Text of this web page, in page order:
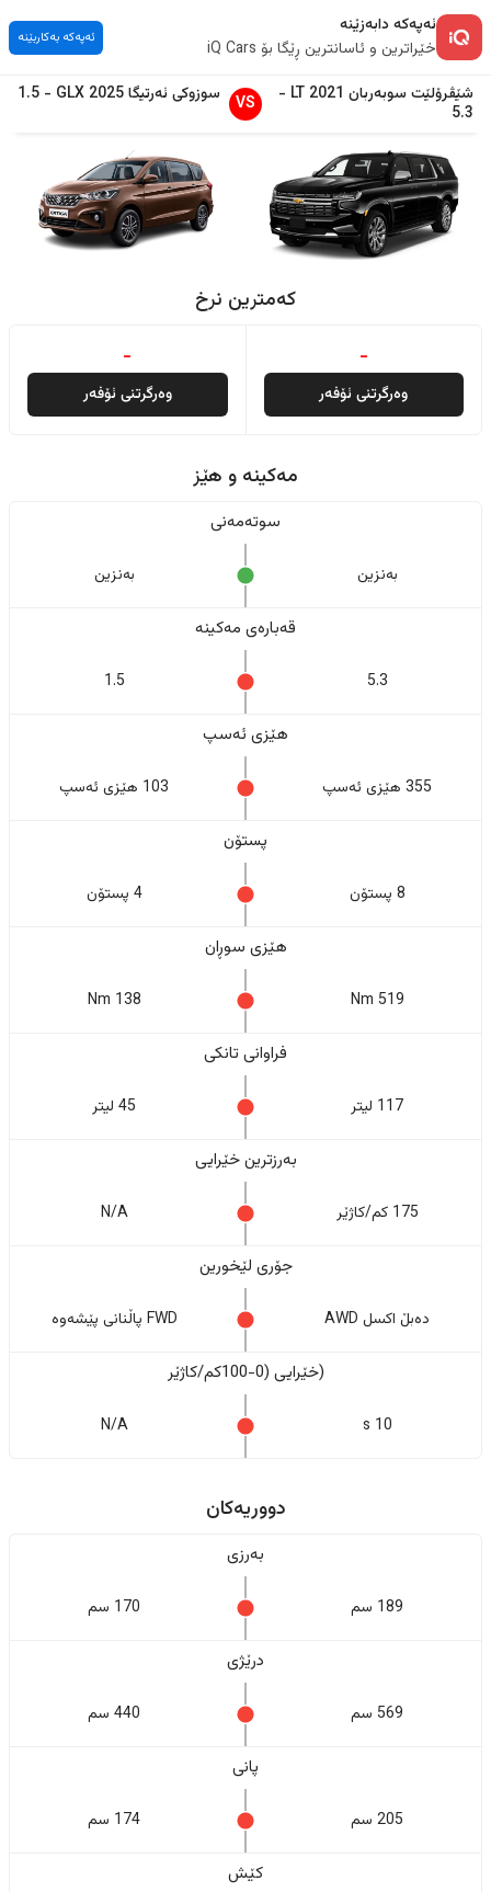
ئەپەکە دابەزێنە
خێراترین و ئاسانترین ڕێگا بۆ iQ Cars
ئەپەکە بەکاربێنە
شێڤرۆلێت سوبەربان 2021
LT
-
5.3
VS سوزوکی ئەرتیگا2025
GLX
-
1.5
کەمترین نرخ
-
وەرگرتنی ئۆفەر
-
وەرگرتنی ئۆفەر
مەکینە و هێز
سوتەمەنی
بەنزین بەنزین
قەبارەی مەکینە
5.3
1.5
هێزی ئەسپ
355 هێزی ئەسپ 103 هێزی ئەسپ
پستۆن
8 پستۆن 4 پستۆن
هێزی سوڕان
519 Nm
138 Nm
فراوانی تانکی
117 لیتر 45 لیتر
بەرزترین خێرایی
175 کم/کاژێر N/A
جۆری لێخورین
دەبڵ اکسل AWD FWD پاڵنانی پێشەوە
(خێرایی (0-100کم/کاژێر
10 s
N/A
دووریەکان
بەرزی
189 سم 170 سم
درێژی
569 سم 440 سم
پانی
205 سم 174 سم
کێش